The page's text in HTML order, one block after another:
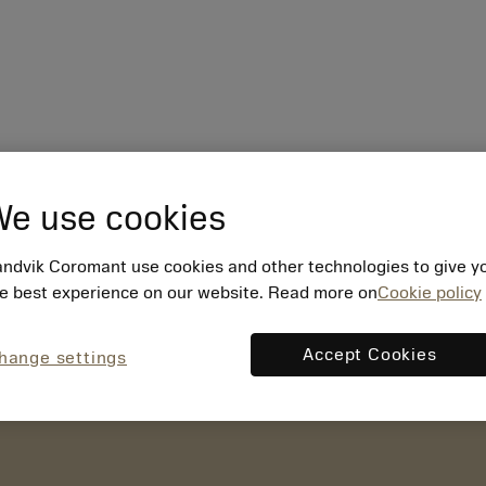
use cookies
Coromant use cookies and other technologies to give
best experience on our website. Read more onCookie policy
settings Accept Cookies